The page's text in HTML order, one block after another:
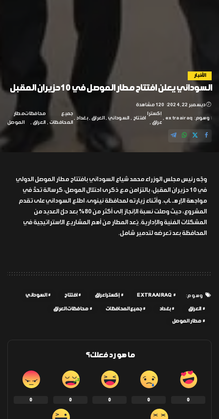
الأخبار
السوداني يعلن افتتاح مطار الموصل في 10 حزيران المقبل
ديسمبر 22, 2024 120 مشاهدة
وسوم: extraairaq
إكسترا
عراق
افتتاح السوداني العراق بغداد
جميع
المحافظات
محافظات
العراق
مطار
الموصل
وجّه رئيس مجلس الوزراء محمد شياع السوداني بافتتاح مطار الموصل الدولي
في 10 حزيران المقبل، بالتزامن مع ذكرى احتلال الموصل، كرسالة تحدٍّ في
مواجهة الإرهــ ـاب. وأثناء زيارته لمحافظة نينوى، اطلع السوداني على تقدم
المشروع، حيث وصلت نسبة الإنجاز إلى أكثر من 80% بعد حلّ العديد من
المشكلات الفنية والإدارية. يُعد المطار من أهم المشاريع الاستراتيجية في
المحافظة بعد تعرضه لتدمير شامل.
وسوم: EXTRAAIRAQ إكسترا عراق افتتاح السوداني
العراق بغداد جميع المحافظات محافظات العراق
مطار الموصل
ما هو رد فعلك؟
0
0
0
0
0